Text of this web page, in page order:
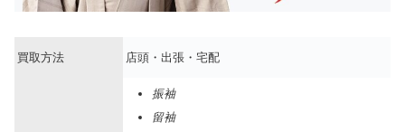
買取方法 店頭・出張・宅配
振袖
留袖